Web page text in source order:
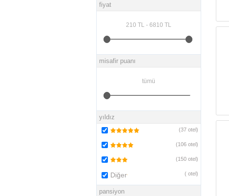
fiyat
misafir puanı
yıldız
Diğer ( otel)
(150 otel)
(106 otel)
(37 otel)
pansiyon